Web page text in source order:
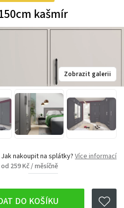
Jak nakoupit na splátky? Více informací
od 259 Kč / měsíčně
DO KOŠÍKU
kašmír
Zobrazit galerii